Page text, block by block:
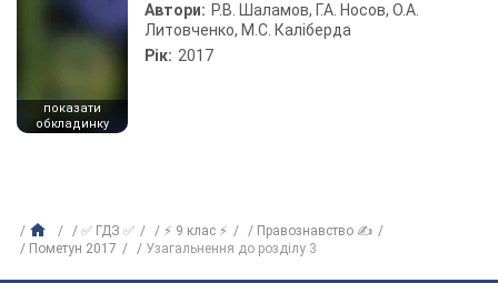
показати
обкладинку
Автори: Р.В. Шаламов, Г.А. Носов, О.А.
Литовченко, М.С. Каліберда
Рік: 2017
✅ ГДЗ ✅ ⚡ 9 клас ⚡
Правознавство ✍
Пометун 2017
Узагальнення до розділу 3